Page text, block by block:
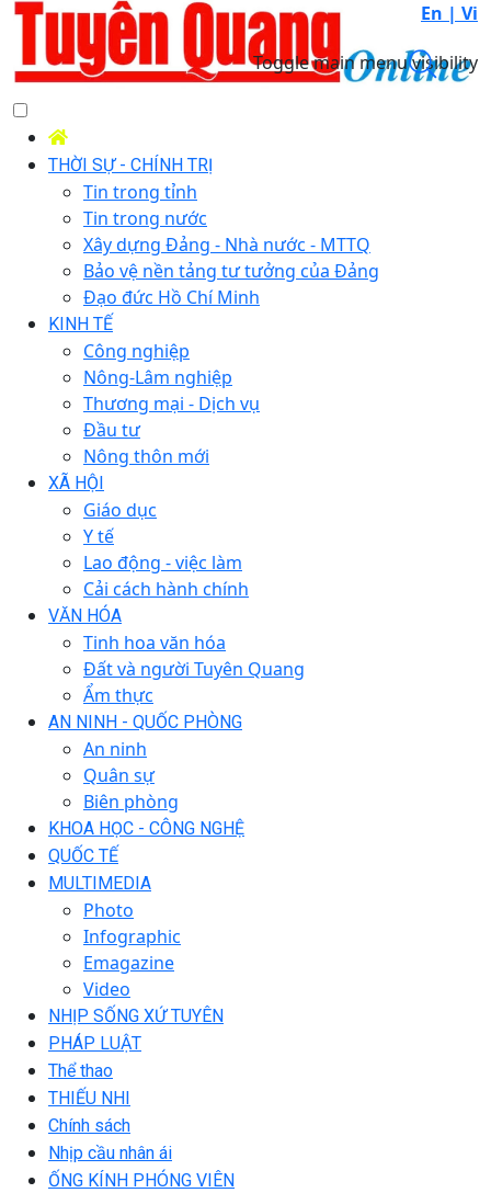
En | Vi
Toggle main menu visibility
THỜI SỰ - CHÍNH TRỊ
Tin trong tỉnh
Tin trong nước
Xây dựng Đảng - Nhà nước - MTTQ
Bảo vệ nền tảng tư tưởng của Đảng
Đạo đức Hồ Chí Minh
KINH TẾ
Công nghiệp
Nông-Lâm nghiệp
Thương mại - Dịch vụ
Đầu tư
Nông thôn mới
XÃ HỘI
Giáo dục
Y tế
Lao động - việc làm
Cải cách hành chính
VĂN HÓA
Tinh hoa văn hóa
Đất và người Tuyên Quang
Ẩm thực
AN NINH - QUỐC PHÒNG
An ninh
Quân sự
Biên phòng
KHOA HỌC - CÔNG NGHỆ
QUỐC TẾ
MULTIMEDIA
Photo
Infographic
Emagazine
Video
NHỊP SỐNG XỨ TUYÊN
PHÁP LUẬT
Thể thao
THIẾU NHI
Chính sách
Nhịp cầu nhân ái
ỐNG KÍNH PHÓNG VIÊN